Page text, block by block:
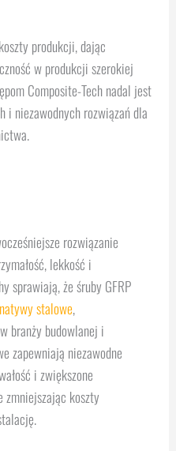
produkcji, dając
w produkcji szerokiej
Composite-Tech nadal jest
i niezawodnych rozwiązań dla
rozwiązanie
lekkość i
sprawiają, że śruby GFRP
stalowe,
branży budowlanej i
zapewniają niezawodne
i zwiększone
zmniejszając koszty